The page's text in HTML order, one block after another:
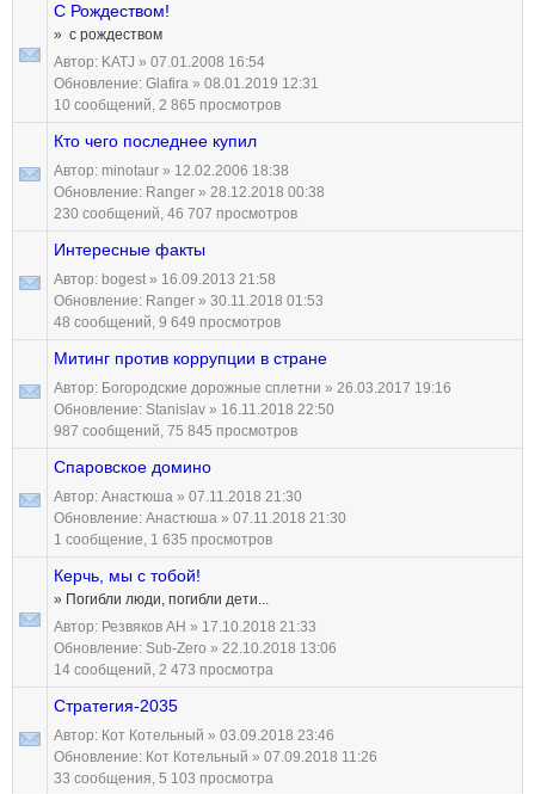
С Рождеством!
» с рождеством
Автор: KATJ » 07.01.2008 16:54
Обновление: Glafira » 08.01.2019 12:31
10 сообщений, 2 865 просмотров
Кто чего последнее купил
Автор: minotaur » 12.02.2006 18:38
Обновление: Ranger » 28.12.2018 00:38
230 сообщений, 46 707 просмотров
Интересные факты
Автор: bogest» 16.09.2013 21:58
Обновление: Ranger » 30.11.2018 01:53
48 сообщений, 9 649 просмотров
Митинг против коррупции в стране
Автор: Богородские дорожные сплетни » 26.03.2017 19:16
Обновление: Stanislav » 16.11.2018 22:50
987 сообщений, 75 845 просмотров
Спаровское домино
Автор: Анастюша » 07.11.2018 21:30
Обновление: Анастюша » 07.11.2018 21:30
1 сообщение, 1 635 просмотров
Керчь, мы с тобой!
» Погибли люди, погибли дети...
Автор: Резвяков АН » 17.10.2018 21:33
Обновление: Sub-Zero » 22.10.2018 13:06
14 сообщений, 2 473 просмотра
Стратегия-2035
Автор: Кот Котельный » 03.09.2018 23:46
Обновление: Кот Котельный » 07.09.2018 11:26
33 сообщения, 5 103 просмотра